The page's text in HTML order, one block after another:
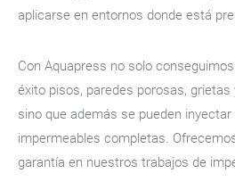
aplicarse en entornos donde está
Con Aquapress no solo
éxito pisos, paredes porosas,
sino que además se pueden
impermeables completas.
garantía en nuestros trabajos de